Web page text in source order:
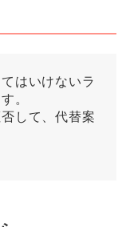
はいけないラ
。
して、代替案